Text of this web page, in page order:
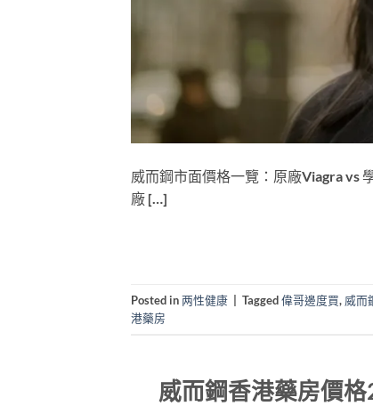
威而鋼市面價格一覽：原廠Viagra vs
廠 […]
Posted in两性健康 Tagged偉哥邊度買, 威而
港藥房
威而鋼香港藥房價